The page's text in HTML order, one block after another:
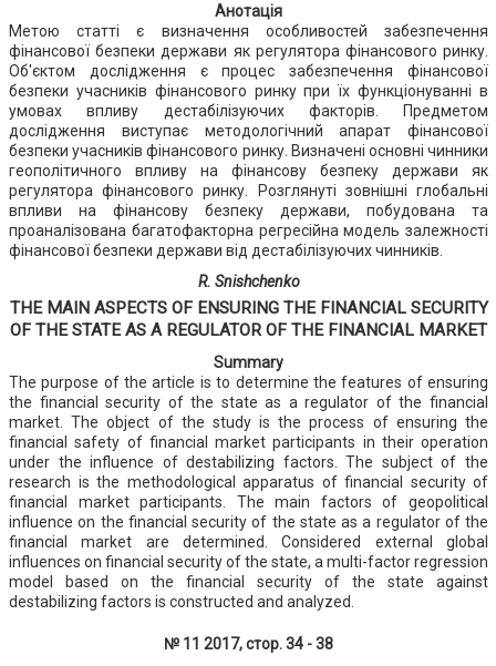
Анотація
Метою статті є визначення особливостей забезпечення
фінансової безпеки держави як регулятора фінансового ринку.
Об'єктом дослідження є процес забезпечення фінансової
безпеки учасників фінансового ринку при їх функціонуванні в
умовах впливу дестабілізуючих факторів. Предметом
дослідження виступає методологічний апарат фінансової
безпеки учасників фінансового ринку. Визначені основні чинники
геополітичного впливу на фінансову безпеку держави як
регулятора фінансового ринку. Розглянуті зовнішні глобальні
впливи на фінансову безпеку держави, побудована та
проаналізована багатофакторна регресійна модель залежності
фінансової безпеки держави від дестабілізуючих чинників.
R. Snishchenko
THE MAIN ASPECTS OF ENSURING THE FINANCIAL SECURITY
OF THE STATE AS A REGULATOR OF THE FINANCIAL MARKET
Summary
The purpose of the article is to determine the features of ensuring
the financial security of the state as a regulator of the financial
market. The object of the study is the process of ensuring the
financial safety of financial market participants in their operation
under the influence of destabilizing factors. The subject of the
research is the methodological apparatus of financial security of
financial market participants. The main factors of geopolitical
influence on the financial security of the state as a regulator of the
financial market are determined. Considered external global
influences on financial security of the state, a multi-factor regression
model based on the financial security of the state against
destabilizing factors is constructed and analyzed.
№ 11 2017, стор. 34 - 38